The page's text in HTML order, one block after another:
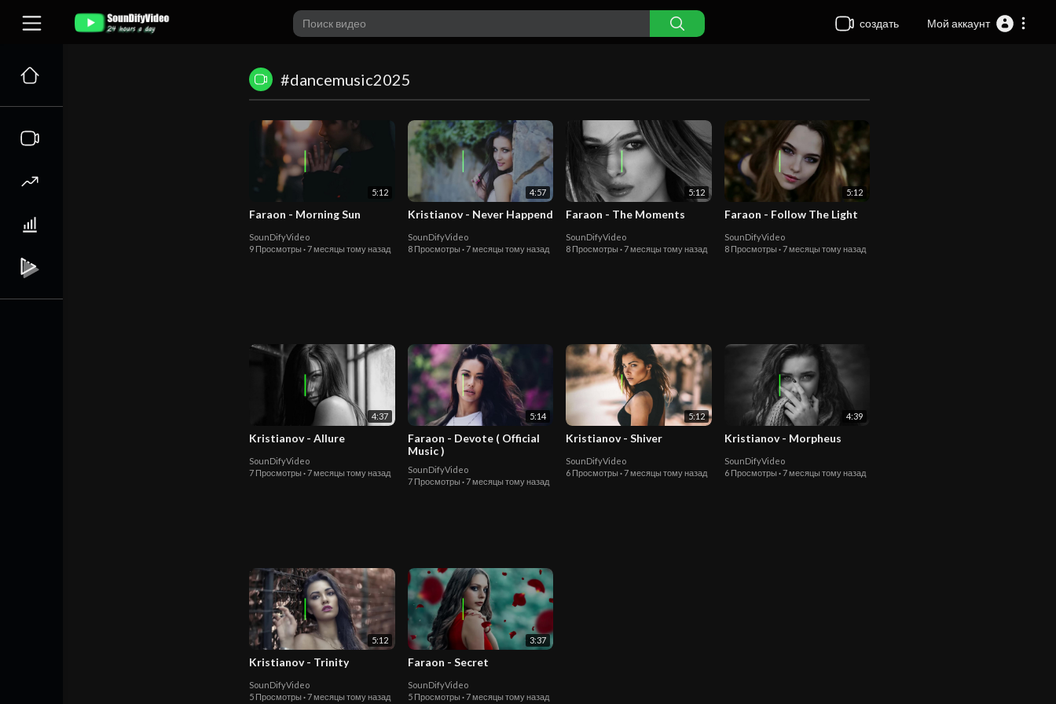
создать Мой аккаунт
#dancemusic2025
5:12
Faraon - Morning Sun
SounDifyVideo
9 Просмотры ·7 месяцы тому назад
4:57
Kristianov - Never Happend
SounDifyVideo
8 Просмотры ·7 месяцы тому назад
5:12
Faraon - The Moments
SounDifyVideo
8 Просмотры ·7 месяцы тому назад
5:12
Faraon - Follow The Light
SounDifyVideo
8 Просмотры ·7 месяцы тому назад
4:37
Kristianov - Allure
SounDifyVideo
7 Просмотры ·7 месяцы тому назад
5:14
Faraon - Devote ( Official
Music )
SounDifyVideo
7 Просмотры ·7 месяцы тому назад
5:12
Kristianov - Shiver
SounDifyVideo
6 Просмотры ·7 месяцы тому назад
4:39
Kristianov - Morpheus
SounDifyVideo
6 Просмотры ·7 месяцы тому назад
5:12
Kristianov - Trinity
SounDifyVideo
5 Просмотры ·7 месяцы тому назад
3:37
Faraon - Secret
SounDifyVideo
5 Просмотры ·7 месяцы тому назад